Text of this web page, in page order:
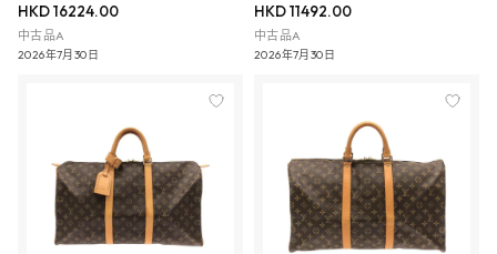
HKD 16224.00
中古品A
2026年7月30日
HKD 11492.00
中古品A
2026年7月30日